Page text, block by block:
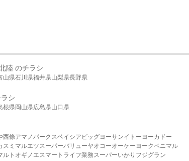
陸 のチラシ
山県石川県福井県山梨県長野県
シ
根県岡山県広島県山口県
西條アマノパークスベイシア ビッグヨーサンイトーヨーカドー
スミ マルエツスーパーバリューヤオコーオーケー ヨークベニマル
ルト オギノ エスマート ライフ業務スーパーいかり フジグラン